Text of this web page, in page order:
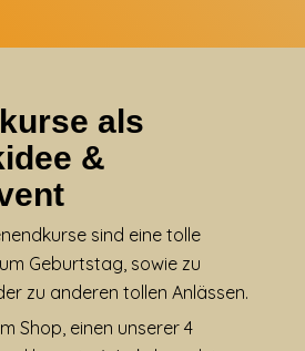
als
&
sind eine tolle
Geburtstag, sowie zu
zu anderen tollen Anlässen.
Shop, einen unserer 4